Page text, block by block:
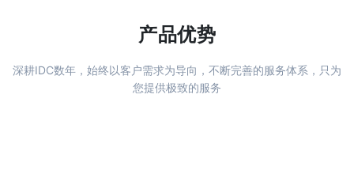
产品优势
深耕IDC数年，始终以客户需求为导向，不断完善的服务体系，只为
您提供极致的服务